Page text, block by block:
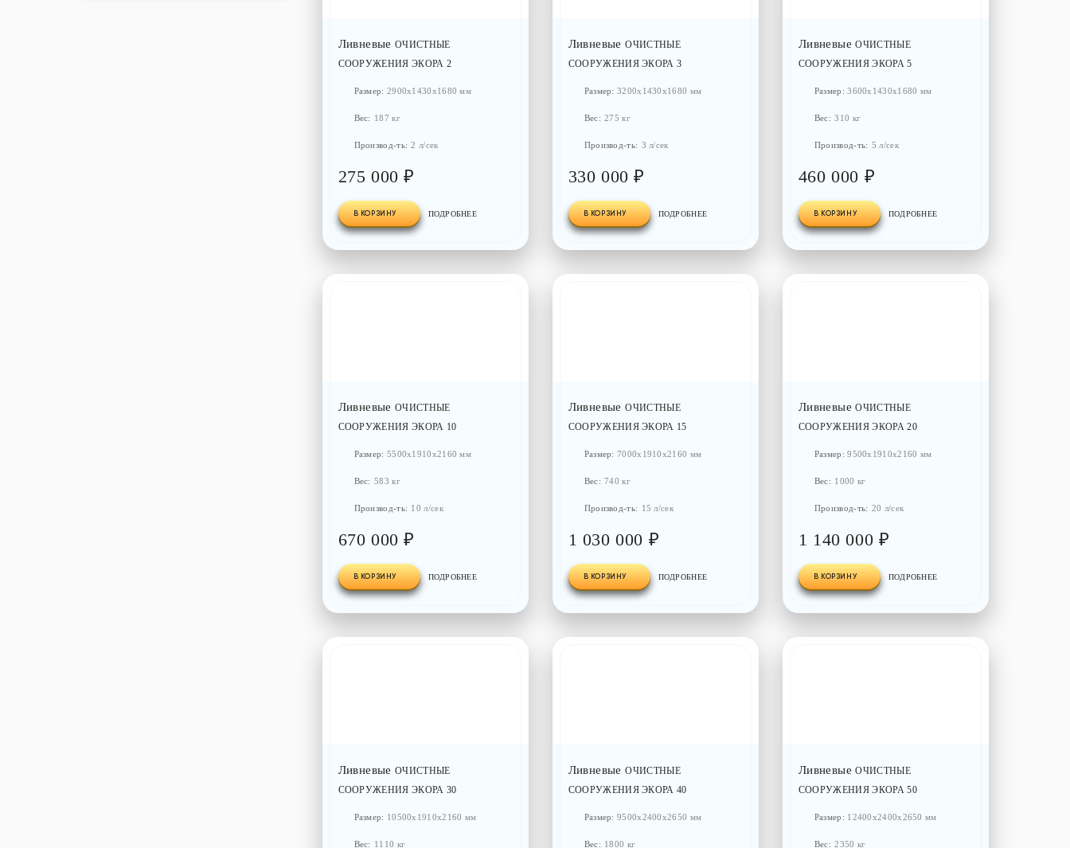
ЛивневыеОЧИСТНЫЕ
СООРУЖЕНИЯ ЭКОРА 2
Размер: 2900x1430x1680 мм
Вес: 187 кг
Производ-ть: 2 л/сек
275 000 ₽
В КОРЗИНУ ПОДРОБНЕЕ
ЛивневыеОЧИСТНЫЕ
СООРУЖЕНИЯ ЭКОРА 3
Размер:3200x1430x1680 мм
Вес: 275 кг
Производ-ть: 3 л/сек
330 000 ₽
В КОРЗИНУ ПОДРОБНЕЕ
ЛивневыеОЧИСТНЫЕ
СООРУЖЕНИЯ ЭКОРА 5
Размер:3600x1430x1680 мм
Вес: 310 кг
Производ-ть: 5 л/сек
460 000 ₽
В КОРЗИНУ ПОДРОБНЕЕ
ЛивневыеОЧИСТНЫЕ
СООРУЖЕНИЯ ЭКОРА 10
Размер: 5500x1910x2160 мм
Вес: 583 кг
Производ-ть: 10 л/сек
670 000 ₽
В КОРЗИНУ ПОДРОБНЕЕ
ЛивневыеОЧИСТНЫЕ
СООРУЖЕНИЯ ЭКОРА 15
Размер:7000x1910x2160 мм
Вес: 740 кг
Производ-ть: 15 л/сек
1 030 000 ₽
В КОРЗИНУ ПОДРОБНЕЕ
ЛивневыеОЧИСТНЫЕ
СООРУЖЕНИЯ ЭКОРА 20
Размер:9500x1910x2160 мм
Вес: 1000 кг
Производ-ть: 20 л/сек
1 140 000 ₽
В КОРЗИНУ ПОДРОБНЕЕ
ЛивневыеОЧИСТНЫЕ
СООРУЖЕНИЯ ЭКОРА 30
Размер: 10500x1910x2160 мм
Вес: 1110 кг
ЛивневыеОЧИСТНЫЕ
СООРУЖЕНИЯ ЭКОРА 40
Размер:9500x2400x2650 мм
Вес: 1800 кг
ЛивневыеОЧИСТНЫЕ
СООРУЖЕНИЯ ЭКОРА 50
Размер: 12400x2400x2650 мм
Вес: 2350 кг